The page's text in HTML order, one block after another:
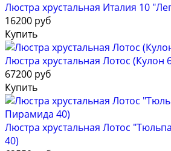
Люстра хрустальная Италия 10
16200 руб
Купить
Люстра хрустальная Лотос (Кулон
67200 руб
Купить
Люстра хрустальная Лотос
40)